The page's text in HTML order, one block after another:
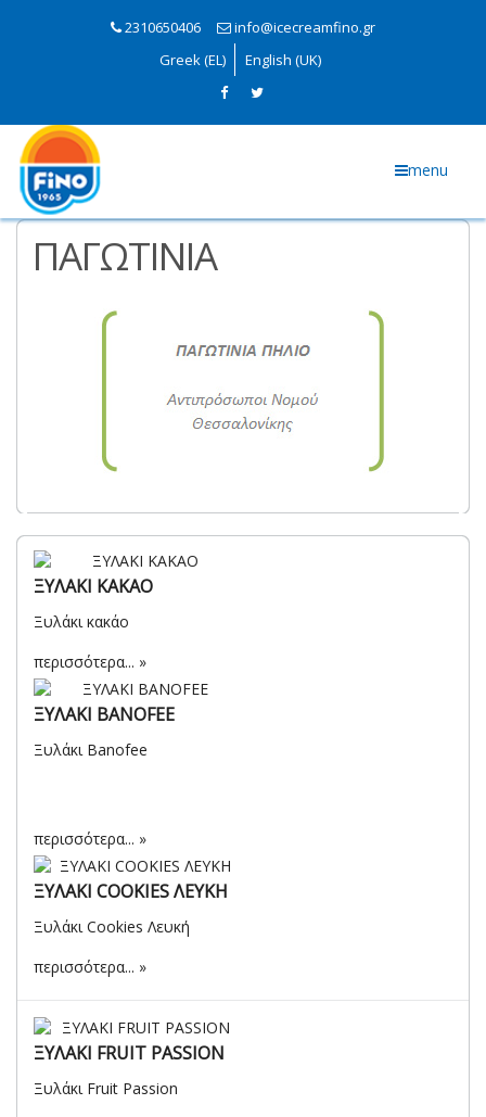
2310650406
info@icecreamfino.gr
Greek (EL)
English (UK)
menu
ΠΑΓΩΤΙΝΙΑ
ΞΥΛΑΚΙ ΚΑΚΑΟ
Ξυλάκι κακάο
περισσότερα...
ΞΥΛΑΚΙ BANOFEE
Ξυλάκι Banofee
περισσότερα...
ΞΥΛΑΚΙ COOKIES ΛΕΥΚΗ
Ξυλάκι Cookies Λευκή
περισσότερα...
ΞΥΛΑΚΙ FRUIT PASSION
Ξυλάκι Fruit Passion